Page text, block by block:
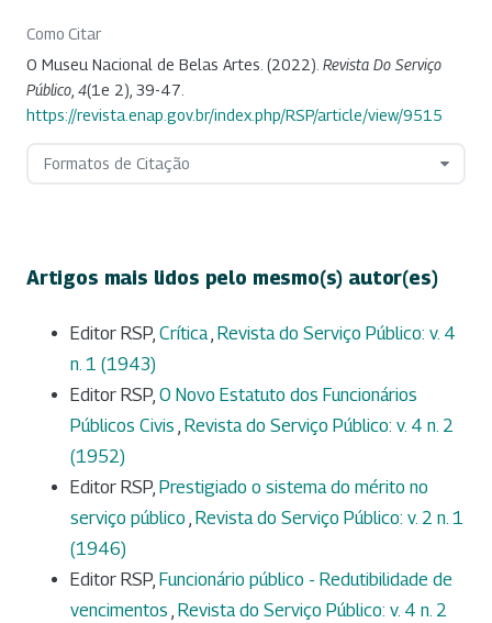
Como Citar
O Museu Nacional de Belas Artes. (2022). Revista Do Serviço
Público 4(1e 2), 39-47.
https://revista.enap.gov.br/index.php/RSP/article/view/9515
Formatos de Citação
Artigos mais lidos pelo mesmo(s) autor(es)
Editor RSP, Crítica, Revista do Serviço Público: v. 4
n. 1 (1943)
Editor RSP, O Novo Estatuto dos Funcionários
Públicos Civis , Revista do Serviço Público: v. 4 n. 2
(1952)
Editor RSP, Prestigiado o sistema do mérito no
serviço público , Revista do Serviço Público: v. 2 n. 1
(1946)
Editor RSP, Funcionário público - Redutibilidade de
vencimentos , Revista do Serviço Público: v. 4 n. 2